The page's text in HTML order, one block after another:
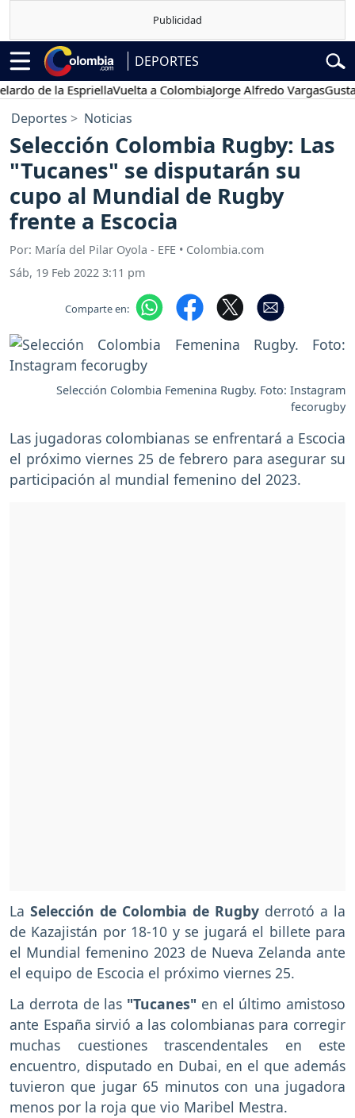
DEPORTES
de la EspriellaVuelta a ColombiaJorge Alfredo VargasGustavo
Deportes Noticias
Selección Colombia Rugby: Las
"Tucanes" se disputarán su
cupo al Mundial de Rugby
frente a Escocia
Por: María del Pilar Oyola - EFE • Colombia.com
Sáb, 19 Feb 2022 3:11 pm
Comparte en:
Selección Colombia Femenina Rugby. Foto: Instagram
fecorugby
Las jugadoras colombianas se enfrentará a Escocia
el próximo viernes 25 de febrero para asegurar su
participación al mundial femenino del 2023.
La Selección de Colombia de Rugby derrotó a la
de Kazajistán por 18-10 y se jugará el billete para
el Mundial femenino 2023 de Nueva Zelanda ante
el equipo de Escocia el próximo viernes 25.
La derrota de las "Tucanes" en el último amistoso
ante España sirvió a las colombianas para corregir
muchas cuestiones trascendentales en este
encuentro, disputado en Dubai, en el que además
tuvieron que jugar 65 minutos con una jugadora
menos por la roja que vio Maribel Mestra.